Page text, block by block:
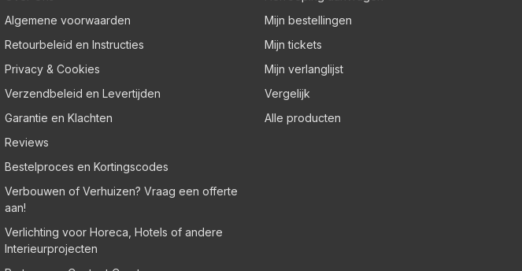
Algemene voorwaarden
Retourbeleid en Instructies
Privacy & Cookies
Verzendbeleid en Levertijden
Garantie en Klachten
Reviews
Bestelproces en Kortingscodes
Verbouwen of Verhuizen? Vraag een offerte
aan!
Verlichting voor Horeca, Hotels of andere
Interieurprojecten
Mijn bestellingen
Mijn tickets
Mijn verlanglijst
Vergelijk
Alle producten